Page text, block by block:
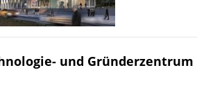
und Gründerzentrum